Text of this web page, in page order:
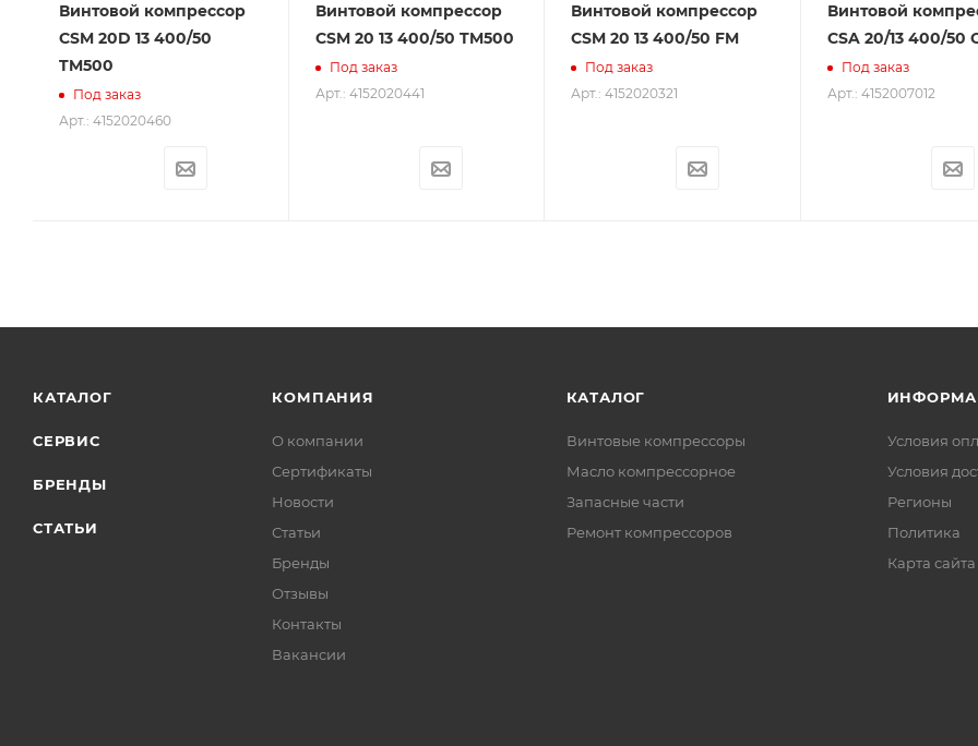
Винтовой компрессор
CSM 20D 13 400/50
TM500
Под заказ
Арт.: 4152020460
Винтовой компрессор
CSM 20 13 400/50 TM500
Под заказ
Арт.: 4152020441
Винтовой компрессор
CSM 20 13 400/50 FM
Под заказ
Арт.: 4152020321
Винтовой
CSA 20/13 400/50
Под заказ
Арт.: 4152007012
КАТАЛОГ
СЕРВИС
БРЕНДЫ
СТАТЬИ
КОМПАНИЯ
О компании
Сертификаты
Новости
Статьи
Бренды
Отзывы
Контакты
Вакансии
КАТАЛОГ
Винтовые компрессоры
Масло компрессорное
Запасные части
Ремонт компрессоров
Условия
Условия
Регионы
Политика
Карта сайта